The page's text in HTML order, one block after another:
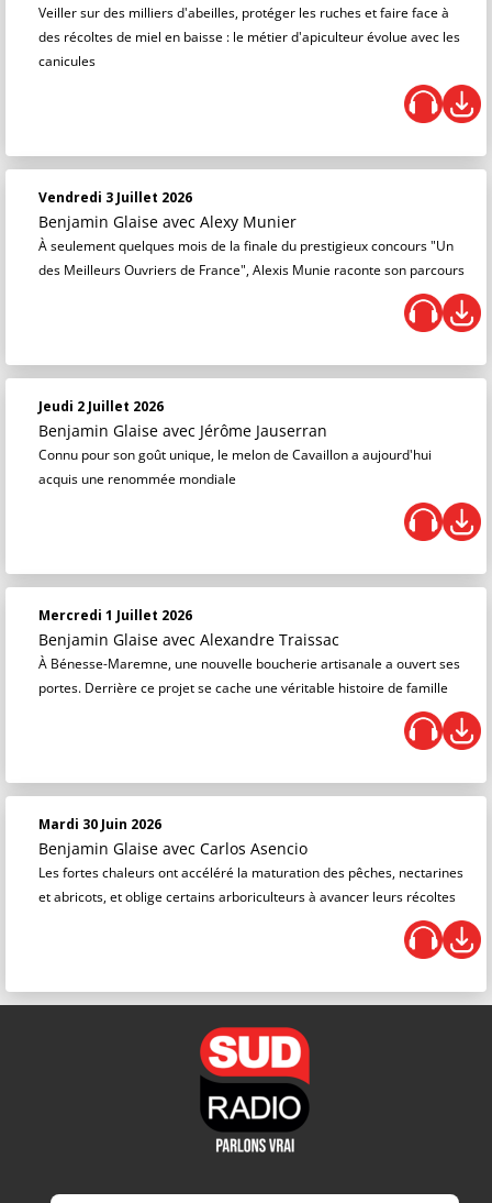
Veiller sur des milliers d'abeilles, protéger les ruches et faire face à
des récoltes de miel en baisse : le métier d'apiculteur évolue avec les
canicules
Vendredi 3 Juillet 2026
Benjamin Glaise avec Alexy Munier
À seulement quelques mois de la finale du prestigieux concours "Un
des Meilleurs Ouvriers de France", Alexis Munie raconte son parcours
Jeudi 2 Juillet 2026
Benjamin Glaise avec Jérôme Jauserran
Connu pour son goût unique, le melon de Cavaillon a aujourd'hui
acquis une renommée mondiale
Mercredi 1 Juillet 2026
Benjamin Glaise avec Alexandre Traissac
À Bénesse-Maremne, une nouvelle boucherie artisanale a ouvert ses
portes. Derrière ce projet se cache une véritable histoire de famille
Mardi 30 Juin 2026
Benjamin Glaise avec Carlos Asencio
Les fortes chaleurs ont accéléré la maturation des pêches, nectarines
et abricots, et oblige certains arboriculteurs à avancer leurs récoltes